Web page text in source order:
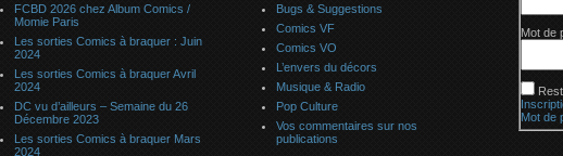
FCBD 2026 chez Album Comics /
Momie Paris
Les sorties Comics à braquer : Juin
2024
Les sorties Comics à braquer Avril
2024
DC vu d’ailleurs – Semaine du 26
Décembre 2023
Les sorties Comics à braquer Mars
2024
Bugs & Suggestions
Comics VF
Comics VO
L’envers du décors
Musique & Radio
Pop Culture
Vos commentaires sur nos
publications
Mot de
Mot de